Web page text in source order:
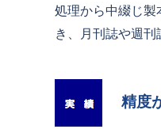
処理から中綴じ
き、月刊誌や週
精度